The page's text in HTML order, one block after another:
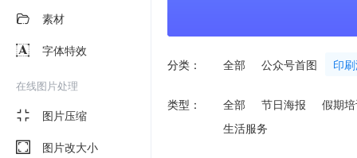
素材
字体特效
在线图片处理
图片压缩
图片改大小
分类： 全部 公众号首图 印
类型： 全部 节日海报
假期
生活服务